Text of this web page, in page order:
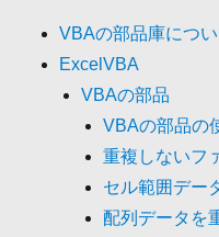
VBAの部品庫につ
ExcelVBA
VBAの部品
VBAの部品の
重複しないフ
セル範囲デー
配列データを